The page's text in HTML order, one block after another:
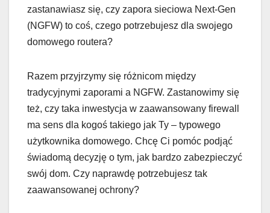
zastanawiasz się, czy zapora sieciowa Next-Gen
(NGFW) to coś, czego potrzebujesz dla swojego
domowego routera?
Razem przyjrzymy się różnicom między
tradycyjnymi zaporami a NGFW. Zastanowimy się
też, czy taka inwestycja w zaawansowany firewall
ma sens dla kogoś takiego jak Ty – typowego
użytkownika domowego. Chcę Ci pomóc podjąć
świadomą decyzję o tym, jak bardzo zabezpieczyć
swój dom. Czy naprawdę potrzebujesz tak
zaawansowanej ochrony?